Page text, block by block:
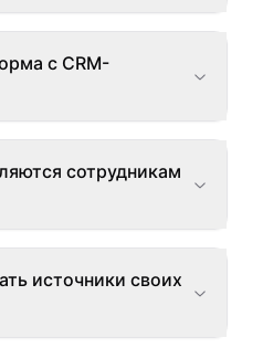
с CRM-
сотрудникам
источники своих